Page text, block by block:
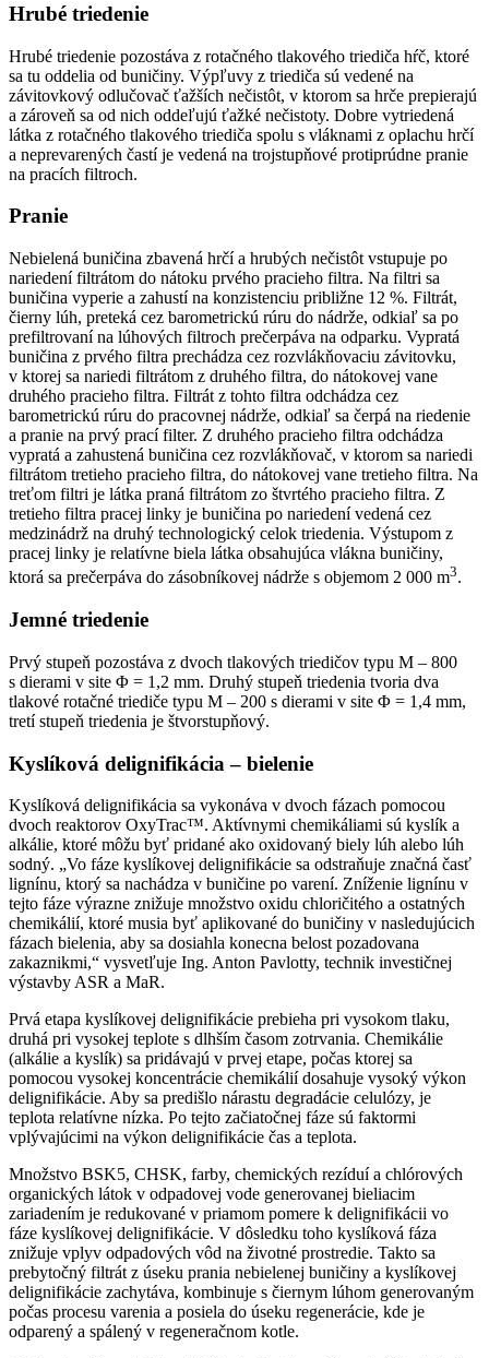
Hrubé triedenie
Hrubé triedenie pozostáva z rotačného tlakového triediča hŕč, ktoré
sa tu oddelia od buničiny. Výpľuvy z triediča sú vedené na
závitovkový odlučovač ťažších nečistôt, v ktorom sa hrče prepierajú
a zároveň sa od nich oddeľujú ťažké nečistoty. Dobre vytriedená
látka z rotačného tlakového triediča spolu s vláknami z oplachu hrčí
a neprevarených častí je vedená na trojstupňové protiprúdne pranie
na pracích filtroch.
Pranie
Nebielená buničina zbavená hrčí a hrubých nečistôt vstupuje po
nariedení filtrátom do nátoku prvého pracieho filtra. Na filtri sa
buničina vyperie a zahustí na konzistenciu približne 12 %. Filtrát,
čierny lúh, preteká cez barometrickú rúru do nádrže, odkiaľ sa po
prefiltrovaní na lúhových filtroch prečerpáva na odparku. Vypratá
buničina z prvého filtra prechádza cez rozvlákňovaciu závitovku,
v ktorej sa nariedi filtrátom z druhého filtra, do nátokovej vane
druhého pracieho filtra. Filtrát z tohto filtra odchádza cez
barometrickú rúru do pracovnej nádrže, odkiaľ sa čerpá na riedenie
a pranie na prvý prací filter. Z druhého pracieho filtra odchádza
vypratá a zahustená buničina cez rozvlákňovač, v ktorom sa nariedi
filtrátom tretieho pracieho filtra, do nátokovej vane tretieho filtra. Na
treťom filtri je látka praná filtrátom zo štvrtého pracieho filtra. Z
tretieho filtra pracej linky je buničina po nariedení vedená cez
medzinádrž na druhý technologický celok triedenia. Výstupom z
pracej linky je relatívne biela látka obsahujúca vlákna buničiny,
ktorá sa prečerpáva do zásobníkovej nádrže s objemom 2 000 m3.
Jemné triedenie
Prvý stupeň pozostáva z dvoch tlakových triedičov typu M – 800
s dierami v site Φ = 1,2 mm. Druhý stupeň triedenia tvoria dva
tlakové rotačné triediče typu M – 200 s dierami v site Φ = 1,4 mm,
tretí stupeň triedenia je štvorstupňový.
Kyslíková delignifikácia – bielenie
Kyslíková delignifikácia sa vykonáva v dvoch fázach pomocou
dvoch reaktorov OxyTrac™. Aktívnymi chemikáliami sú kyslík a
alkálie, ktoré môžu byť pridané ako oxidovaný biely lúh alebo lúh
sodný. „Vo fáze kyslíkovej delignifikácie sa odstraňuje značná časť
lignínu, ktorý sa nachádza v buničine po varení. Zníženie lignínu v
tejto fáze výrazne znižuje množstvo oxidu chloričitého a ostatných
chemikálií, ktoré musia byť aplikované do buničiny v nasledujúcich
fázach bielenia, aby sa dosiahla konecna belost pozadovana
zakaznikmi,“ vys­vetľuje Ing. Anton Pavlotty, technik investičnej
výstavby ASR a MaR.
Prvá etapa kyslíkovej delignifikácie prebieha pri vysokom tlaku,
druhá pri vysokej teplote s dlhším časom zotrvania. Chemikálie
(alká­lie a kyslík) sa pridávajú v prvej etape, počas ktorej sa
pomocou vysokej koncentrácie chemikálií dosahuje vysoký výkon
delignifikácie. Aby sa predišlo nárastu degradácie celulózy, je
teplota relatívne nízka. Po tejto začiatočnej fáze sú faktormi
vplývajúcimi na výkon delignifikácie čas a teplota.
Množstvo BSK5, CHSK, farby, chemických rezíduí a chlórových
orga­nických látok v odpadovej vode generovanej bieliacim
zariadením je redukované v priamom pomere k delignifikácii vo
fáze kyslíkovej delignifikácie. V dôsledku toho kyslíková fáza
znižuje vplyv odpadových vôd na životné prostredie. Takto sa
prebytočný filtrát z úseku prania nebielenej buničiny a kyslíkovej
delignifikácie zachytáva, kombinuje s čiernym lúhom generovaným
počas procesu varenia a posiela do úseku regenerácie, kde je
odparený a spálený v regeneračnom kotle.